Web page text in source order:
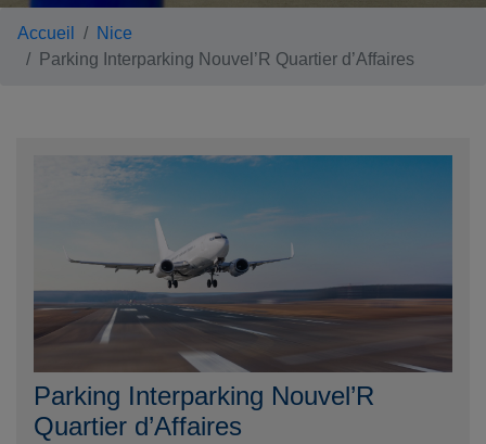
Accueil
Nice
Parking Interparking Nouvel’R Quartier d’Affaires
Parking Interparking Nouvel’R
Quartier d’Affaires